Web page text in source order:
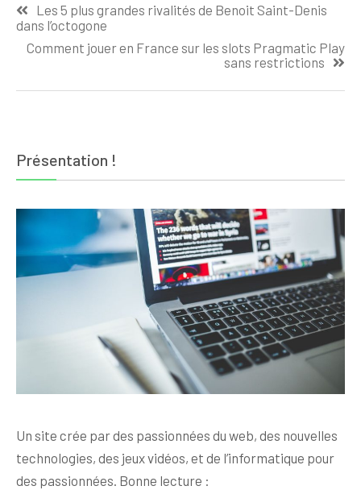
de
l’article
Les 5 plus grandes rivalités de Benoit Saint-Denis
dans l’octogone
Comment jouer en France sur les slots Pragmatic Play
sans restrictions
Présentation !
Un site crée par des passionnées du web, des nouvelles
technologies, des jeux vidéos, et de l’informatique pour
des passionnées. Bonne lecture :